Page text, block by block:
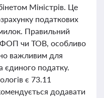
Міністрів. Це
податкових
Правильний
ФОП чи ТОВ, особливо
важливим для
єдиного податку.
є 73.11
додавати